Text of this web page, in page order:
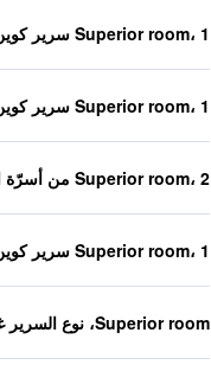
Superior room، 1 سرير كوين
Superior room، 1 سرير كوين
Superior room، 2 من أسرّة الكوين
Superior room، 1 سرير كوين
Superior room، نوع السرير غير معروف